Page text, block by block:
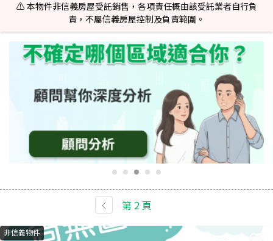
⚠️ 本物件非信義房屋受託銷售，各項責任概由該受託業者自行負
責，不屬信義房屋控制及負責範圍。
第 2頁
非信義物件